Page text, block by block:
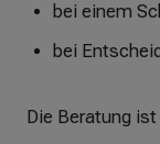
bei einem
bei
Die Beratung